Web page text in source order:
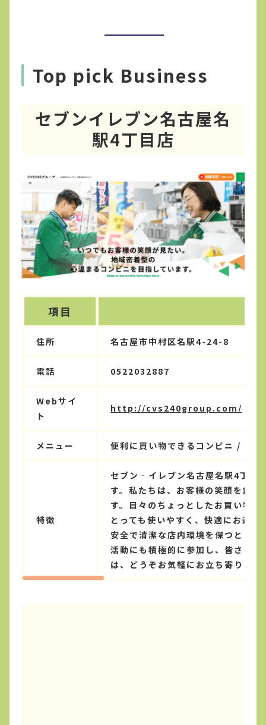
Top pick Business
セブンイレブン名古屋名
駅4丁目店
項目
住所 名古屋市中村区名駅4-24-8
電話 0522032887
Webサイ
ト
http://cvs240group.com/
メニュー 便利に買い物できるコンビニ / コン
特徴
セブン‐イレブン名古屋名駅4丁目
す。私たちは、お客様の笑顔を創
す。日々のちょっとしたお買い物
とっても使いやすく、快適にお過
安全で清潔な店内環境を保つとと
活動にも積極的に参加し、皆さま
は、どうぞお気軽にお立ち寄りくだ